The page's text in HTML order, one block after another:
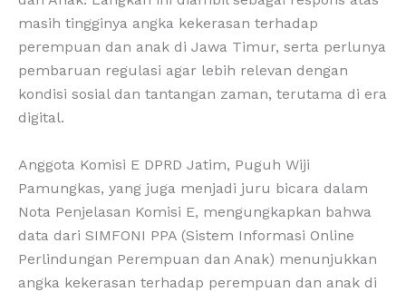
masih tingginya angka kekerasan terhadap
perempuan dan anak di Jawa Timur, serta perlunya
pembaruan regulasi agar lebih relevan dengan
kondisi sosial dan tantangan zaman, terutama di era
digital.
Anggota Komisi E DPRD Jatim, Puguh Wiji
Pamungkas, yang juga menjadi juru bicara dalam
Nota Penjelasan Komisi E, mengungkapkan bahwa
data dari SIMFONI PPA (Sistem Informasi Online
Perlindungan Perempuan dan Anak) menunjukkan
angka kekerasan terhadap perempuan dan anak di